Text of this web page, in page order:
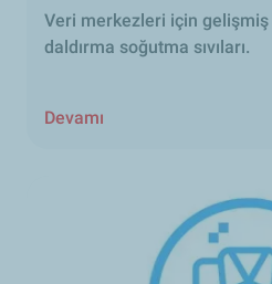
Veri merkezleri için gelişmiş
daldırma soğutma sıvıları.
Devamı